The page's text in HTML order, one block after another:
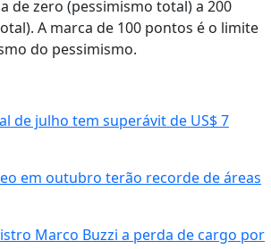
de zero (pessimismo total) a 200
A marca de 100 pontos é o limite
do pessimismo.
de julho tem superávit de US$ 7
em outubro terão recorde de áreas
Marco Buzzi a perda de cargo por